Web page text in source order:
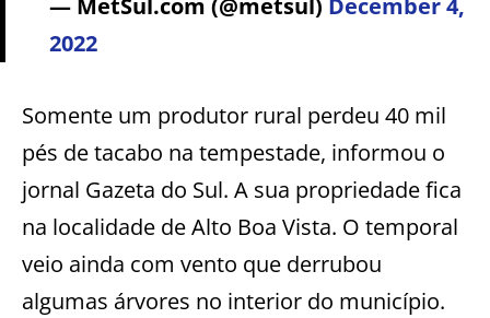
— MetSul.com (@metsul) December 4,
2022
Somente um produtor rural perdeu 40 mil
pés de tacabo na tempestade, informou o
jornal Gazeta do Sul. A sua propriedade fica
na localidade de Alto Boa Vista. O temporal
veio ainda com vento que derrubou
algumas árvores no interior do município.